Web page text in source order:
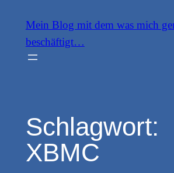
Inhalt
springen
Mein Blog mit dem was mich
beschäftigt…
Schlagwort:
XBMC